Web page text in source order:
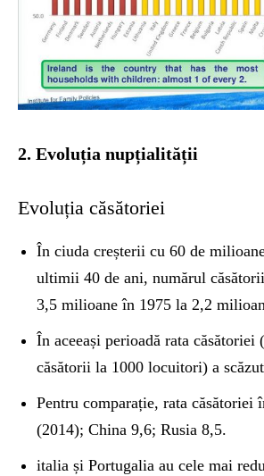
2. Evoluția nupțialității
Evoluția căsătoriei
În ciuda creșterii cu 60 de
ultimii 40 de ani, numărul
3,5 milioane în 1975 la 2,2
În aceeași perioadă rata căsătoriei
căsătorii la 1000 locuitori) a
Pentru comparație, rata căsătoriei
(2014); China 9,6; Rusia 8,5.
italia și Portugalia au cele mai